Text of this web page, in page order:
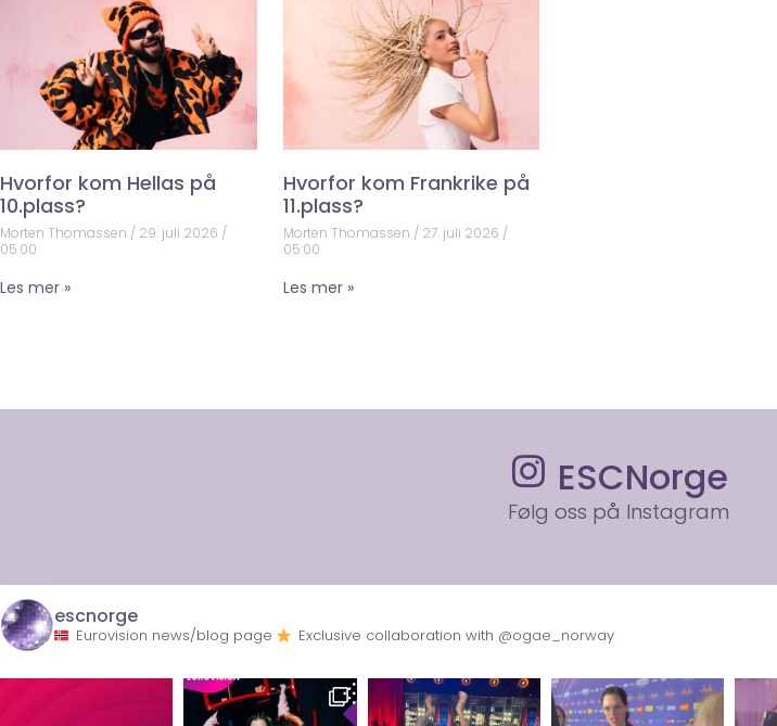
Hvorfor kom Hellas på
10.plass?
Morten Thomassen
29. juli 2026
05:00
Les mer »
Hvorfor kom Frankrike på
11.plass?
Morten Thomassen 27. juli 2026
05:00
Les mer »
ESCNorge
Følg oss på Instagram
escnorge
Eurovision news/blog page Exclusive collaboration with @ogae_norway